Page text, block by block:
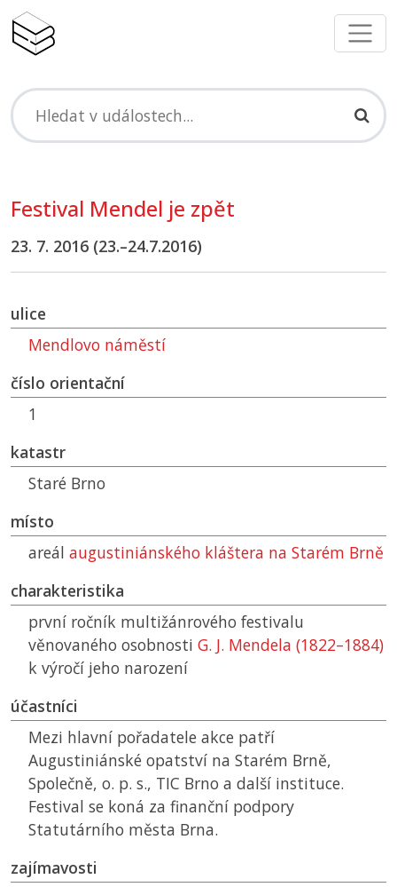
Festival Mendel je zpět
23. 7. 2016 (23.–24.7.2016)
ulice
Mendlovo náměstí
číslo orientační
1
katastr
Staré Brno
místo
areál augustiniánského kláštera na Starém Brně
charakteristika
první ročník multižánrového festivalu
věnovaného osobnosti G. J. Mendela (1822–1884)
k výročí jeho narození
účastníci
Mezi hlavní pořadatele akce patří
Augustiniánské opatství na Starém Brně,
Společně, o. p. s., TIC Brno a další instituce.
Festival se koná za finanční podpory
Statutárního města Brna.
zajímavosti